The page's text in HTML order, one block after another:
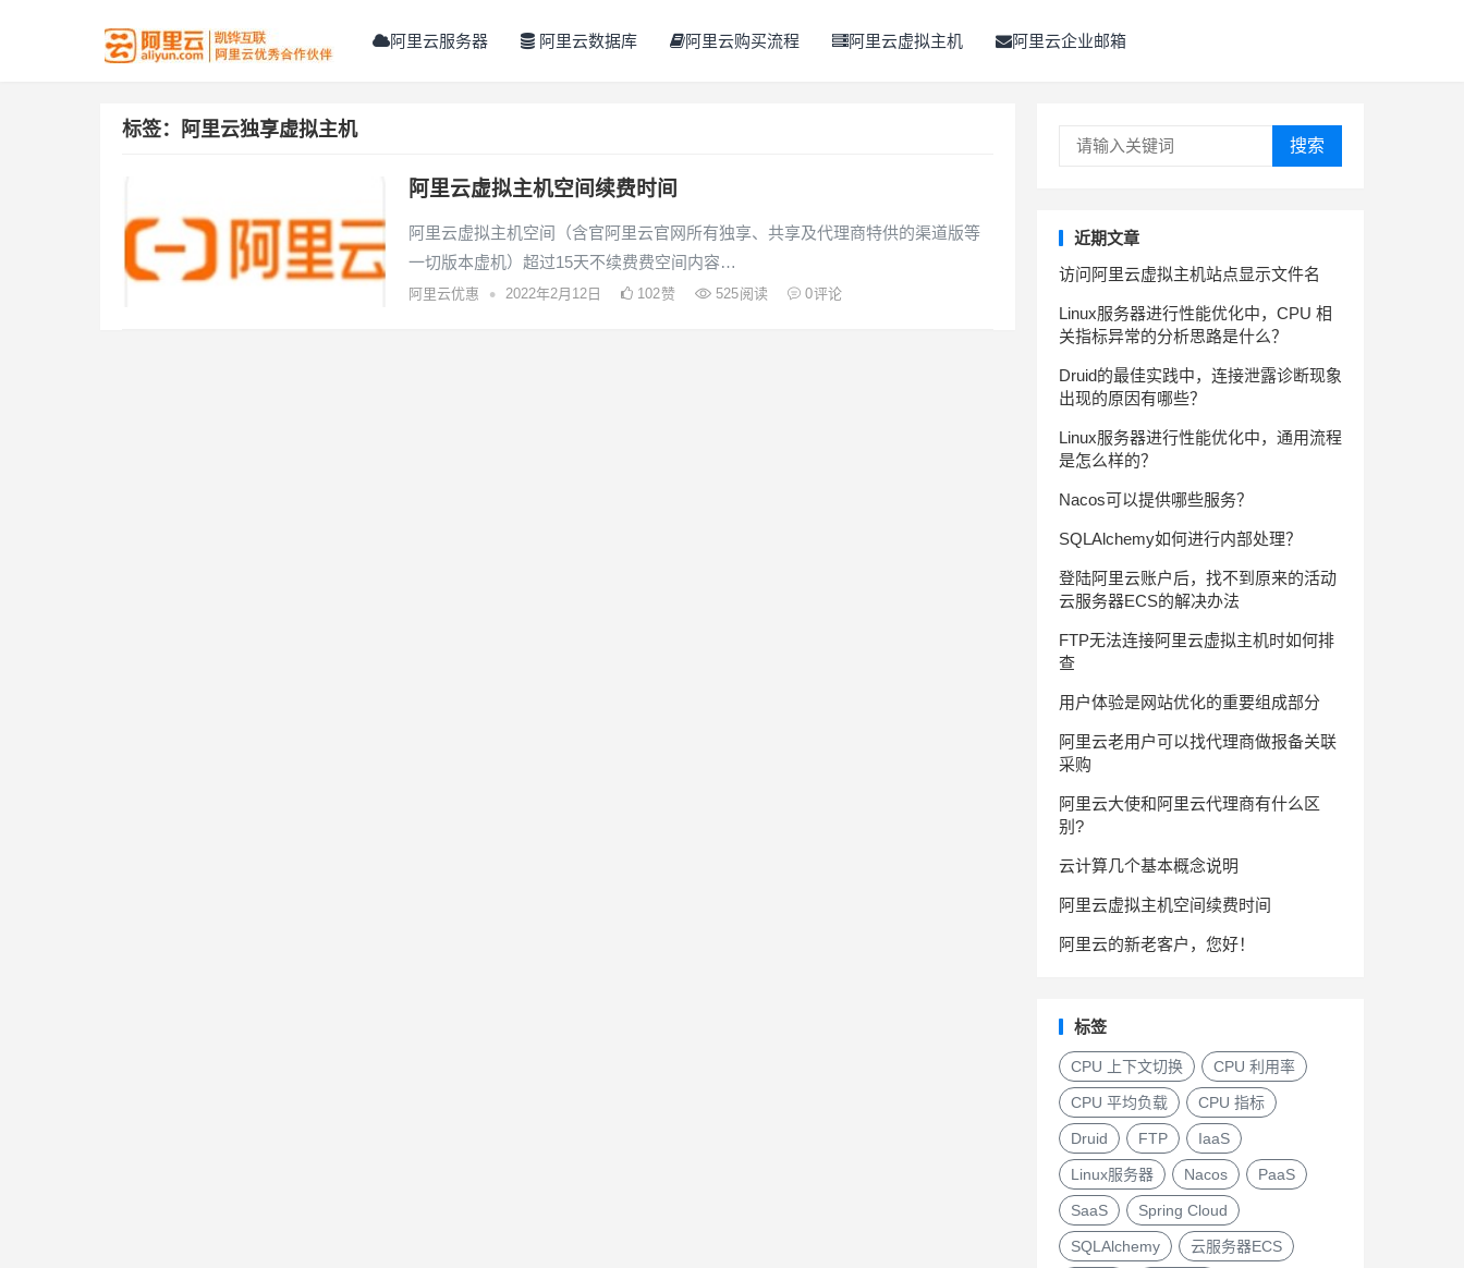
阿里云服务器 阿里云数据库 阿里云购买流程 阿里云虚拟主机 阿里云企业邮箱
标签：阿里云独享虚拟主机
阿里云虚拟主机空间续费时间
阿里云虚拟主机空间（含官阿里云官网所有独享、共享及代理商特供的渠道版等
一切版本虚机）超过15天不续费费空间内容…
阿里云优惠 • 2022年2月12日 102赞 525阅读 0评论
搜索
近期文章
访问阿里云虚拟主机站点显示文件名
Linux服务器进行性能优化中，CPU 相
关指标异常的分析思路是什么？
Druid的最佳实践中，连接泄露诊断现象
出现的原因有哪些？
Linux服务器进行性能优化中，通用流程
是怎么样的？
Nacos可以提供哪些服务？
SQLAlchemy如何进行内部处理？
登陆阿里云账户后，找不到原来的活动
云服务器ECS的解决办法
FTP无法连接阿里云虚拟主机时如何排
查
用户体验是网站优化的重要组成部分
阿里云老用户可以找代理商做报备关联
采购
阿里云大使和阿里云代理商有什么区
别?
云计算几个基本概念说明
阿里云虚拟主机空间续费时间
阿里云的新老客户，您好！
标签
CPU 上下文切换 CPU 利用率
CPU 平均负载 CPU 指标
Druid FTP IaaS
Linux服务器 Nacos PaaS
SaaS Spring Cloud
SQLAlchemy 云服务器ECS